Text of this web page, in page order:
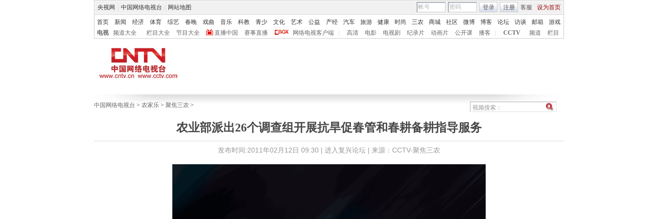
央视网 中国网络电视台 网站地图 客服 设为首页
登录 注册
首页 新闻 经济 体育 综艺 春晚 戏曲 音乐 科教 青少 文化 艺术 公益 产经 汽车 旅游 健康 时尚 三农 商城 社区 微博 博客 论坛 访谈 邮箱
游戏
电视
频道大全 栏目大全 节目大全 直播中国 赛事直播 网络电视客户端 高清 电影 电视剧 纪录片 动画片 公开课 播客 CCTV 频道 栏目
中国网络电视台 > 农家乐 > 聚焦三农 >
农业部派出26个调查组开展抗旱促春管和春耕备耕指导服务
发布时间:2011年02月12日 09:30 | 进入复兴论坛 | 来源：CCTV-聚焦三农